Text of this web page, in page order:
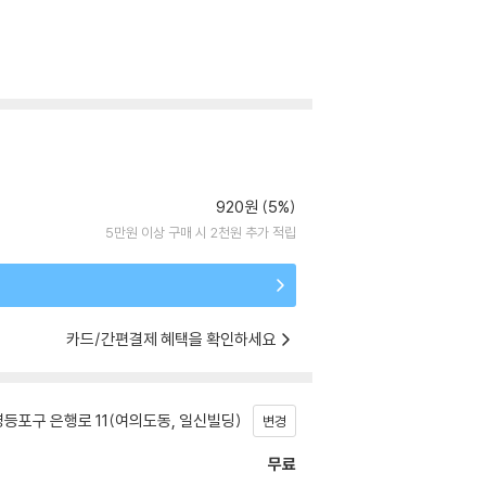
920원 (5%)
5만원 이상 구매 시 2천원 추가 적립
카드/간편결제 혜택을 확인하세요
포구 은행로 11(여의도동, 일신빌딩) 변경
무료